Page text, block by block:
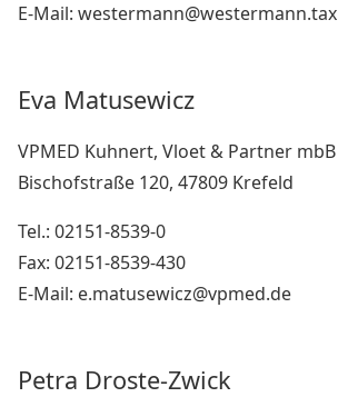
E-Mail: westermann@westermann.tax
Eva Matusewicz
VPMED Kuhnert, Vloet & Partner mbB
Bischofstraße 120, 47809 Krefeld
Tel.: 02151-8539-0
Fax: 02151-8539-430
E-Mail: e.matusewicz@vpmed.de
Petra Droste-Zwick